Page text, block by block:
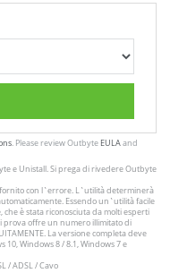
. Please review Outbyte EULAand
e Unistall. Si prega di rivedere Outbyte
con l`errore. L`utilità determinerà
Essendo un`utilità facile
è stata riconosciuta da molti esperti
prova offre un numero illimitato di
La versione completa deve
10, Windows 8 / 8.1, Windows 7 e
/ ADSL / Cavo